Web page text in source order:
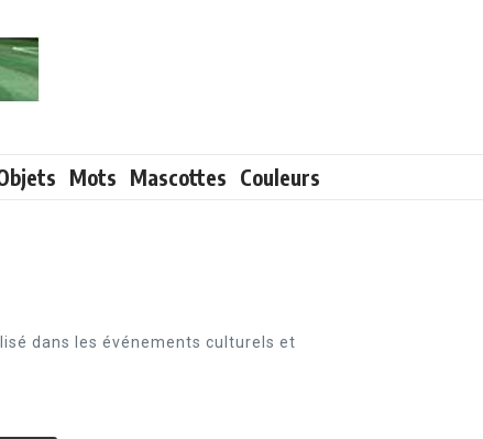
Mots Mascottes Couleurs
dans les événements culturels et